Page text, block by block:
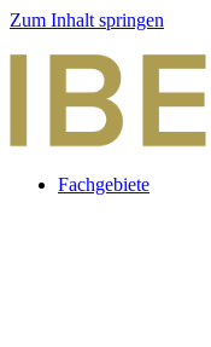
Zum Inhalt springen
Fachgebiete